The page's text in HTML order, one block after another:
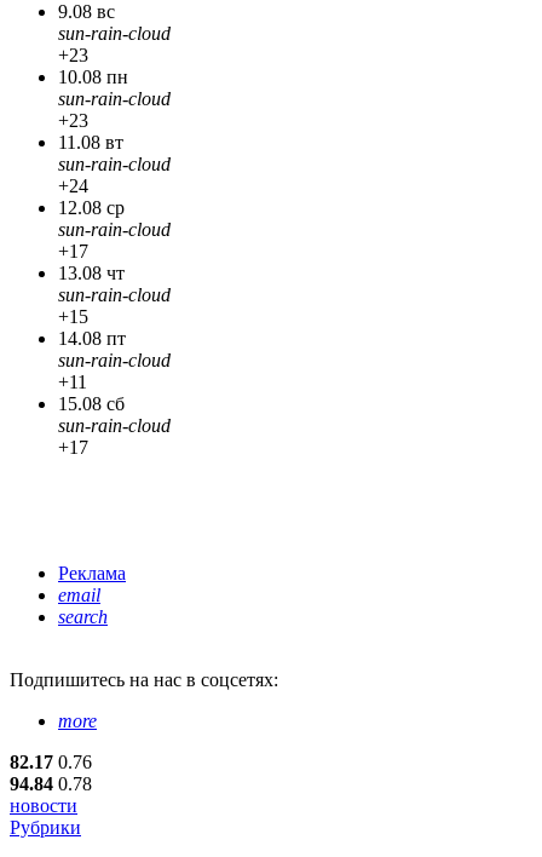
9.08 вс
sun-rain-cloud
+23
10.08 пн
sun-rain-cloud
+23
11.08 вт
sun-rain-cloud
+24
12.08 ср
sun-rain-cloud
+17
13.08 чт
sun-rain-cloud
+15
14.08 пт
sun-rain-cloud
+11
15.08 сб
sun-rain-cloud
+17
Реклама
email
search
Подпишитесь на нас в соцсетях:
more
82.17 0.76
94.84 0.78
новости
Рубрики